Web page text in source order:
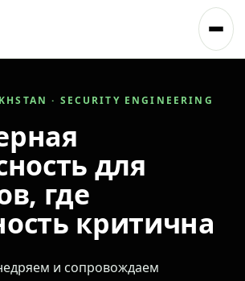
· SECURITY ENGINEERING
для
где
критична
и сопровождаем